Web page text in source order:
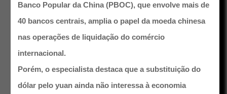
Banco Popular da China (PBOC), que envolve mais de
40 bancos centrais, amplia o papel da moeda chinesa
nas operações de liquidação do comércio
internacional.
Porém, o especialista destaca que a substituição do
dólar pelo yuan ainda não interessa à economia